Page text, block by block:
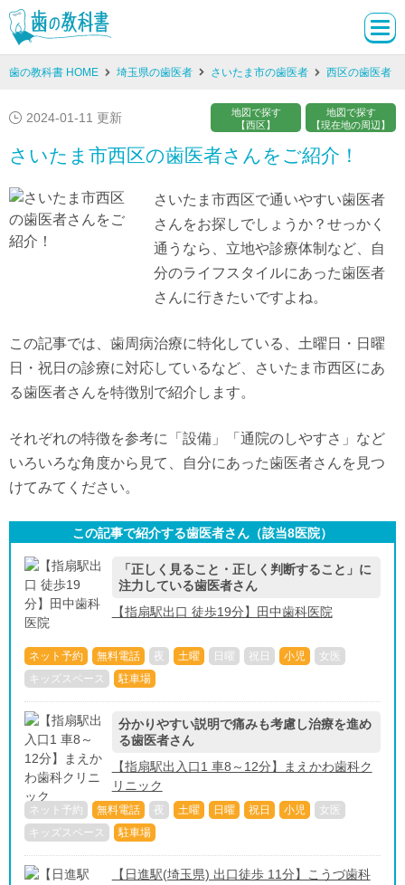
歯の教科書 HOME 埼玉県の歯医者 さいたま市の歯医者 西区の歯医者
2024-01-11 更新
地図で探す
【西区】
地図で探す
【現在地の周辺】
さいたま市西区の歯医者さんをご紹介！
さいたま市西区で通いやすい歯医者
さんをお探しでしょうか？せっかく
通うなら、立地や診療体制など、自
分のライフスタイルにあった歯医者
さんに行きたいですよね。
この記事では、歯周病治療に特化している、土曜日・日曜
日・祝日の診療に対応しているなど、さいたま市西区にあ
る歯医者さんを特徴別で紹介します。
それぞれの特徴を参考に「設備」「通院のしやすさ」など
いろいろな角度から見て、自分にあった歯医者さんを見つ
けてみてください。
この記事で紹介する歯医者さん（該当8医院）
「正しく見ること・正しく判断すること」に
注力している歯医者さん
【指扇駅出口 徒歩19分】田中歯科医院
ネット予約 無料電話 夜 土曜 日曜 祝日 小児
女医
キッズスペース
駐車場
分かりやすい説明で痛みも考慮し治療を進め
る歯医者さん
【指扇駅出入口1 車8～12分】まえかわ歯科ク
リニック
ネット予約 無料電話 夜 土曜 日曜 祝日 小児
女医
キッズスペース
駐車場
【日進駅(埼玉県) 出口徒歩 11分】こうづ歯科